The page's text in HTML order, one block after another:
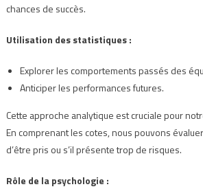
chances de succès.
Utilisation des statistiques :
Explorer les comportements passés des
Anticiper les performances futures.
Cette approche analytique est cruciale pour
En comprenant les cotes, nous pouvons
d’être pris ou s’il présente trop de risques.
Rôle de la psychologie :